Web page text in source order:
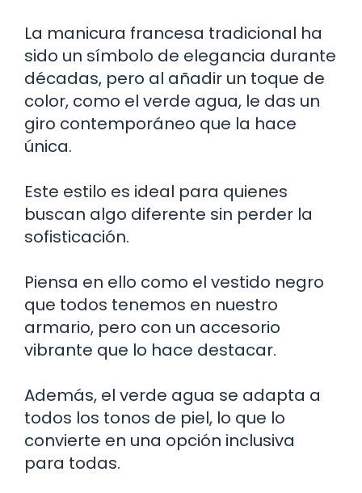
La manicura francesa tradicional ha
sido un símbolo de elegancia durante
décadas, pero al añadir un toque de
color, como el verde agua, le das un
giro contemporáneo que la hace
única.
Este estilo es ideal para quienes
buscan algo diferente sin perder la
sofisticación.
Piensa en ello como el vestido negro
que todos tenemos en nuestro
armario, pero con un accesorio
vibrante que lo hace destacar.
Además, el verde agua se adapta a
todos los tonos de piel, lo que lo
convierte en una opción inclusiva
para todas.